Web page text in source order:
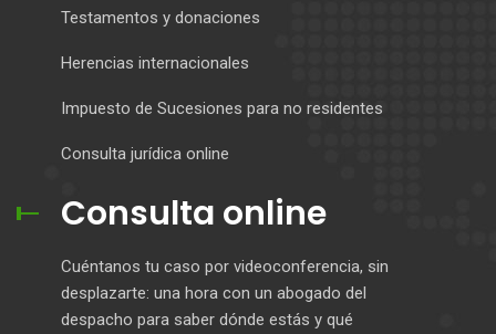
Testamentos y donaciones
Herencias internacionales
Impuesto de Sucesiones para no residentes
Consulta jurídica online
Consulta online
Cuéntanos tu caso por videoconferencia, sin
desplazarte: una hora con un abogado del
despacho para saber dónde estás y qué